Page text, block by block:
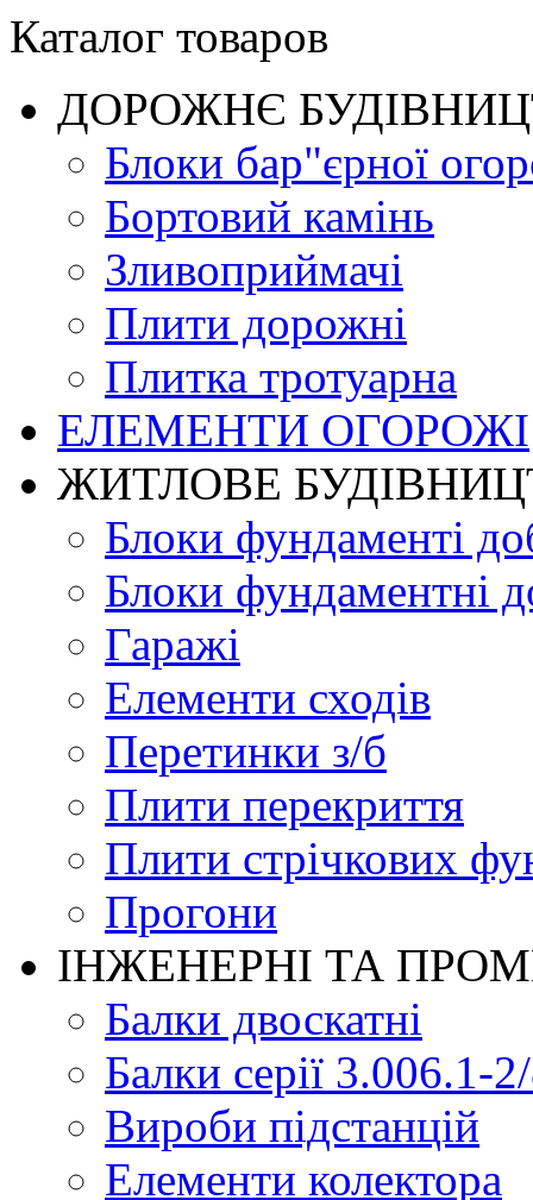
Каталог товаров
ДОРОЖНЄ
Блоки бар"єрної
Бортовий камінь
Зливоприймачі
Плити дорожні
Плитка тротуарна
ЕЛЕМЕНТИ ОГОРОЖІ
ЖИТЛОВЕ
Блоки фундаменті
Блоки фундаментні
Гаражі
Елементи сходів
Перетинки з/б
Плити перекриття
Плити стрічкових
Прогони
ІНЖЕНЕРНІ ТА
Балки двоскатні
Балки серії 3.006.1-
Вироби підстанцій
Елементи колектора